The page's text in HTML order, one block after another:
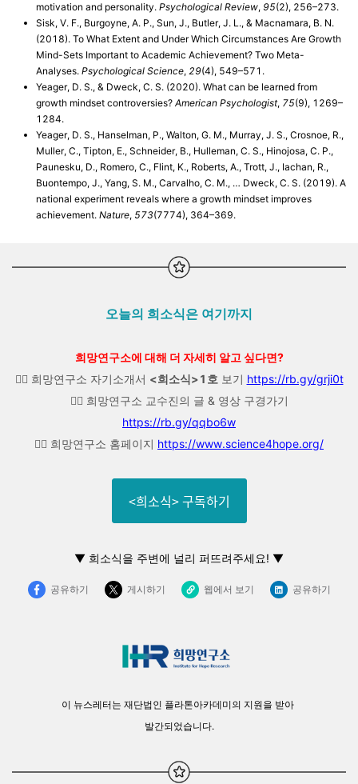
motivation and personality. Psychological Review, 95(2), 256–273.
Sisk, V. F., Burgoyne, A. P., Sun, J., Butler, J. L., & Macnamara, B. N.
(2018). To What Extent and Under Which Circumstances Are Growth
Mind-Sets Important to Academic Achievement? Two Meta-
Analyses. Psychological Science, 29(4), 549–571.
Yeager, D. S., & Dweck, C. S. (2020). What can be learned from
growth mindset controversies? American Psychologist, 75(9), 1269–
1284.
Yeager, D. S., Hanselman, P., Walton, G. M., Murray, J. S., Crosnoe, R.,
Muller, C., Tipton, E., Schneider, B., Hulleman, C. S., Hinojosa, C. P.,
Paunesku, D., Romero, C., Flint, K., Roberts, A., Trott, J., Iachan, R.,
Buontempo, J., Yang, S. M., Carvalho, C. M., … Dweck, C. S. (2019). A
national experiment reveals where a growth mindset improves
achievement. Nature, 573(7774), 364–369.
오늘의 희소식은 여기까지
희망연구소에 대해 더 자세히 알고 싶다면?
👉🏼 희망연구소 자기소개서 <희소식>1호 보기 https://rb.gy/grji0t
👉🏼 희망연구소 교수진의 글 & 영상 구경가기
https://rb.gy/qqbo6w
👉🏼 희망연구소 홈페이지 https://www.science4hope.org/
<희소식> 구독하기
▼ 희소식을 주변에 널리 퍼뜨려주세요! ▼
공유하기 게시하기 웹에서 보기 공유하기
이 뉴스레터는 재단법인 플라톤아카데미의 지원을 받아
발간되었습니다.